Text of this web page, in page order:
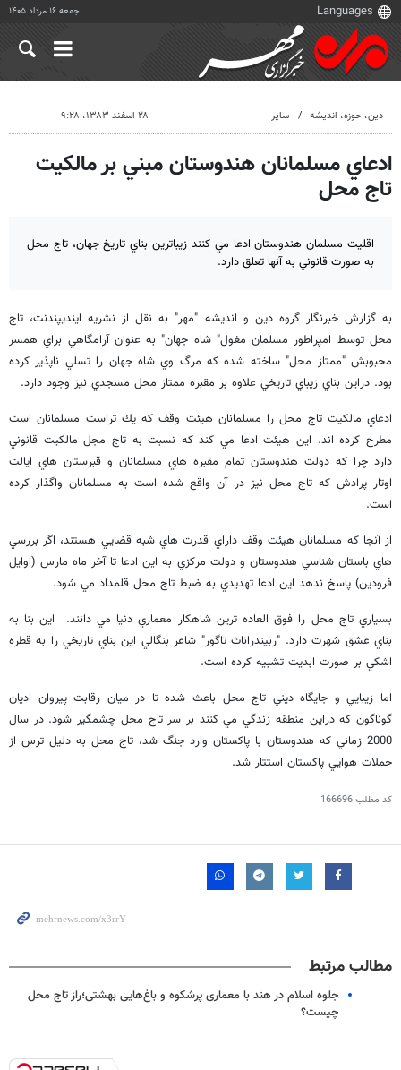
جمعه ۱۶ مرداد ۱۴۰۵
دين، حوزه، انديشه سایر ۲۸ اسفند ۱۳۸۳، ۹:۲۸
ادعاي مسلمانان هندوستان مبني بر مالكيت
تاج محل
اقليت مسلمان هندوستان ادعا مي كنند زيباترين بناي تاريخ جهان، تاج محل
به صورت قانوني به آنها تعلق دارد.
به گزارش خبرنگار گروه دين و انديشه "مهر" به نقل از نشريه اينديپندنت، تاج
محل توسط امپراطور مسلمان مغول" شاه جهان" به عنوان آرامگاهي براي همسر
محبوبش "ممتاز محل" ساخته شده كه مرگ وي شاه جهان را تسلي ناپذير كرده
بود. دراين بناي زيباي تاريخي علاوه بر مقبره ممتاز محل مسجدي نيز وجود دارد.
ادعاي مالكيت تاج محل را مسلمانان هيئت وقف كه يك تراست مسلمانان است
مطرح كرده اند. اين هيئت ادعا مي كند كه نسبت به تاج مجل مالكيت قانوني
دارد چرا كه دولت هندوستان تمام مقبره هاي مسلمانان و قبرستان هاي ايالت
اوتار پرادش كه تاج محل نيز در آن واقع شده است به مسلمانان واگذار كرده
است.
از آنجا كه مسلمانان هيئت وقف داراي قدرت هاي شبه قضايي هستند، اگر بررسي
هاي باستان شناسي هندوستان و دولت مركزي به اين ادعا تا آخر ماه مارس (اوايل
فرودين) پاسخ ندهد اين ادعا تهديدي به ضبط تاج محل قلمداد مي شود.
بسياري تاج محل را فوق العاده ترين شاهكار معماري دنيا مي دانند. اين بنا به
بناي عشق شهرت دارد. "ربيندراناث تاگور" شاعر بنگالي اين بناي تاريخي را به قطره
اشكي بر صورت ابديت تشبيه كرده است.
اما زيبايي و جايگاه ديني تاج محل باعث شده تا در ميان رقابت پيروان اديان
گوناگون كه دراين منطقه زندگي مي كنند بر سر تاج محل چشمگير شود. در سال
2000 زماني كه هندوستان با پاكستان وارد جنگ شد، تاج محل به دليل ترس از
حملات هوايي پاكستان استتار شد.
کد مطلب166696
مطالب مرتبط
جلوه اسلام در هند با معماری‌ پرشکوه و باغ‌هایی بهشتی؛راز تاج محل
چیست؟